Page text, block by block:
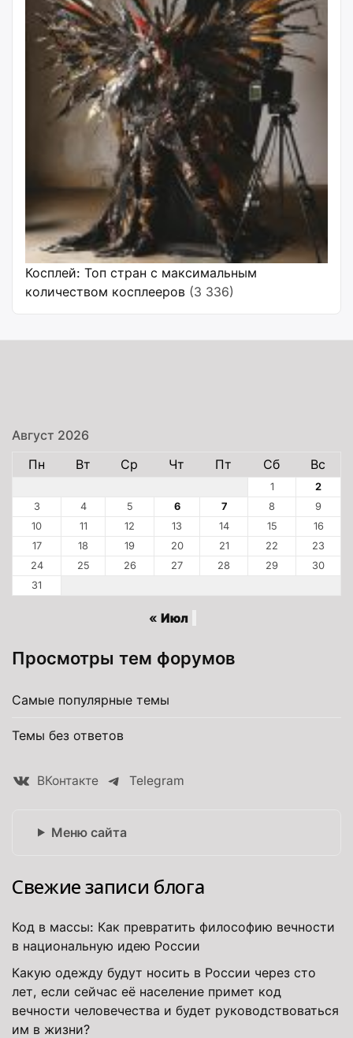
Косплей: Топ стран с максимальным
количеством косплееров (3 336)
Август 2026
Пн
Вт Ср Чт Пт Сб Вс
1
2
3
4 5 6 7 8
9
10
11 12 13 14 15
16
17
18 19 20 21 22
23
24
25 26 27 28 29
30
31
« Июл
Просмотры тем форумов
Самые популярные темы
Темы без ответов
ВКонтакте Telegram
Меню сайта
Свежие записи блога
Код в массы: Как превратить философию вечности
в национальную идею России
Какую одежду будут носить в России через сто
лет, если сейчас её население примет код
вечности человечества и будет руководствоваться
им в жизни?